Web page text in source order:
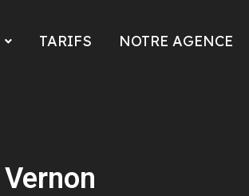
TARIFS NOTRE AGENCE